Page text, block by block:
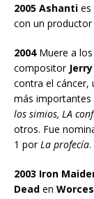
2005 Ashanti es
con un productor
2004Muere a los
compositor
contra el cáncer,
más importantes
los simios, LA
otros. Fue
1 por La profecía.
2003 Iron
Dead en